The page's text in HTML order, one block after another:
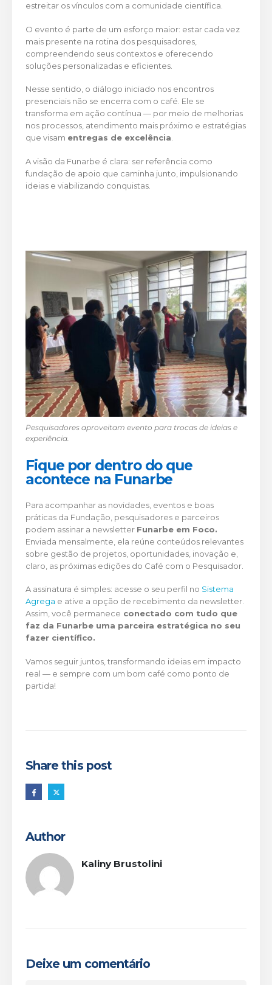
estreitar os vínculos com a comunidade científica.
O evento é parte de um esforço maior: estar cada vez
mais presente na rotina dos pesquisadores,
compreendendo seus contextos e oferecendo
soluções personalizadas e eficientes.
Nesse sentido, o diálogo iniciado nos encontros
presenciais não se encerra com o café. Ele se
transforma em ação contínua — por meio de melhorias
nos processos, atendimento mais próximo e estratégias
que visam entregas de excelência.
A visão da Funarbe é clara: ser referência como
fundação de apoio que caminha junto, impulsionando
ideias e viabilizando conquistas.
Pesquisadores aproveitam evento para trocas de ideias e
experiência.
Fique por dentro do que
acontece na Funarbe
Para acompanhar as novidades, eventos e boas
práticas da Fundação, pesquisadores e parceiros
podem assinar a newsletter Funarbe em Foco.
Enviada mensalmente, ela reúne conteúdos relevantes
sobre gestão de projetos, oportunidades, inovação e,
claro, as próximas edições do Café com o Pesquisador.
A assinatura é simples: acesse o seu perfil no Sistema
Agrega e ative a opção de recebimento da newsletter.
Assim, você permanece conectado com tudo que
faz da Funarbe uma parceira estratégica no seu
fazer científico.
Vamos seguir juntos, transformando ideias em impacto
real — e sempre com um bom café como ponto de
partida!
Share this post
Author
Kaliny Brustolini
Deixe um comentário